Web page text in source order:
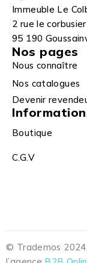
Immeuble Le
2 rue le corbusier
95 190
Nos pages
Nous connaître
Nos catalogues
Devenir
Boutique
C.G.V
© Trademos